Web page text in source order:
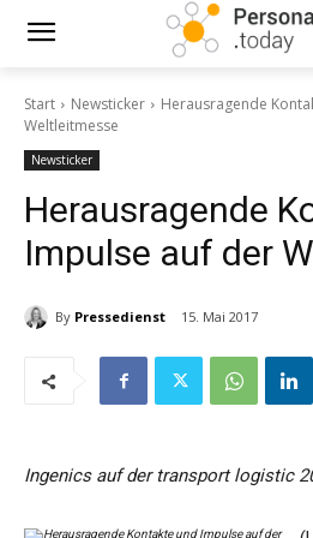
Start Newsticker
Herausragende
Weltleitmesse
Newsticker
Herausragende
Impulse auf der
By Pressedienst 15. Mai 2017
Ingenics auf der transport logistic